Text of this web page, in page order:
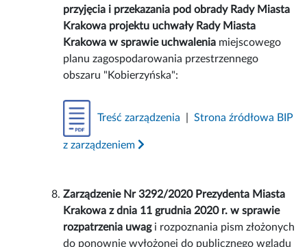
przyjęcia i przekazania pod obrady Rady Miasta
Krakowa projektu uchwały Rady Miasta
Krakowa w sprawie uchwalenia miejscowego
planu zagospodarowania przestrzennego
obszaru "Kobierzyńska":
Treść zarządzenia |Strona źródłowa BIP
z zarządzeniem
Zarządzenie Nr 3292/2020 Prezydenta Miasta
Krakowa z dnia 11 grudnia 2020 r. w sprawie
rozpatrzenia uwagi rozpoznania pism złożonych
do ponownie wyłożonej do publicznego wglądu